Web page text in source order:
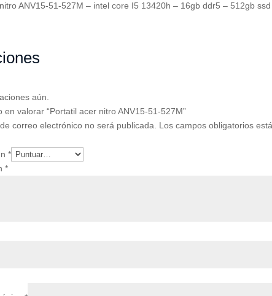
ANV15-51-527M – intel core I5 13420h – 16gb ddr5 – 512gb
aún.
en valorar “Portatil acer nitro ANV15-51-527M”
correo electrónico no será publicada.
Los campos obligatorios
*
*